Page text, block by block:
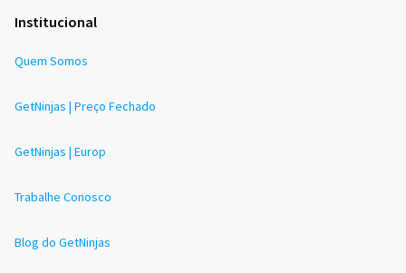
Institucional
Quem Somos
GetNinjas | Preço Fechado
GetNinjas | Europ
Trabalhe Conosco
Blog do GetNinjas